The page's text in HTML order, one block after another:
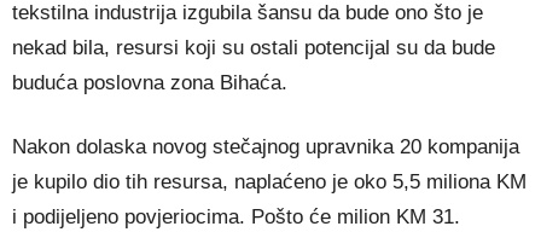
tekstilna industrija izgubila šansu da bude ono što je
nekad bila, resursi koji su ostali potencijal su da bude
buduća poslovna zona Bihaća.
Nakon dolaska novog stečajnog upravnika 20 kompanija
je kupilo dio tih resursa, naplaćeno je oko 5,5 miliona KM
i podijeljeno povjeriocima. Pošto će milion KM 31.